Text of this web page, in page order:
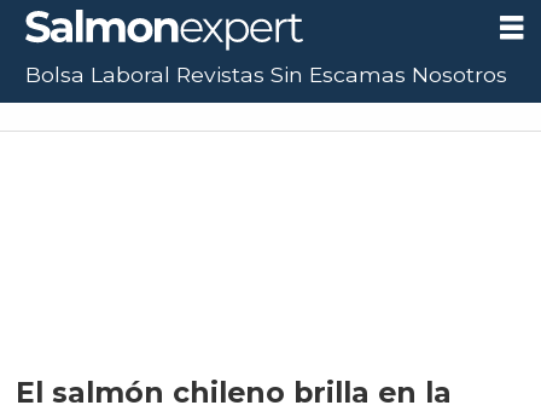
El salmón chileno brilla en la
Bolsa Laboral Revistas Sin Escamas Nosotros